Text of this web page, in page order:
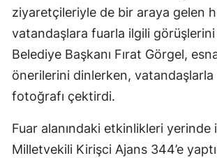
ziyaretçileriyle de bir araya gelen
vatandaşlara fuarla ilgili
Belediye Başkanı Fırat Görgel,
önerilerini dinlerken, vatandaşlarla
fotoğrafı çektirdi.
Fuar alanındaki etkinlikleri yerinde
Milletvekili Kirişci Ajans 344’e